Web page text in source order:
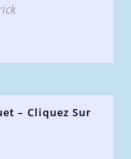
– Cliquez Sur